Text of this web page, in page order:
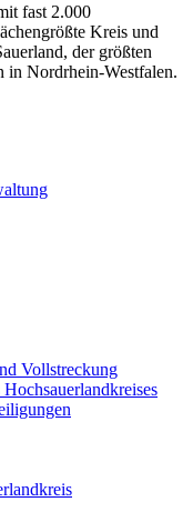
fast 2.000
Kreis und
der größten
in Nordrhein-Westfalen.
Vollstreckung